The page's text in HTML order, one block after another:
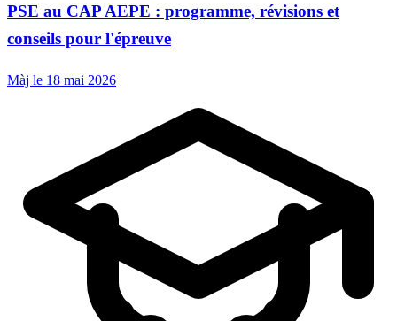
PSE au CAP AEPE : programme, révisions et
conseils pour l'épreuve
Màj le 18 mai 2026